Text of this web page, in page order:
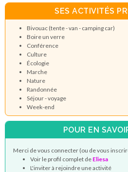
SES ACTIVITÉS
Bivouac (tente - van - camping car)
Boire un verre
Conférence
Culture
Écologie
Marche
Nature
Randonnée
Séjour - voyage
Week-end
POUR EN
Merci de vous connecter (ou de vous
Voir le profil complet de Eliesa
L'inviter à rejoindre une activité